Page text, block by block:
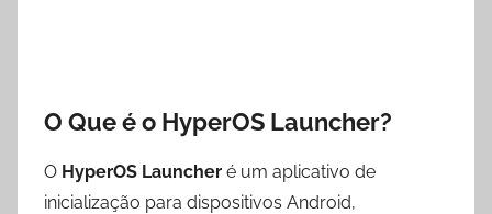
O Que é o HyperOS Launcher?
O HyperOS Launcher é um aplicativo de
inicialização para dispositivos Android,